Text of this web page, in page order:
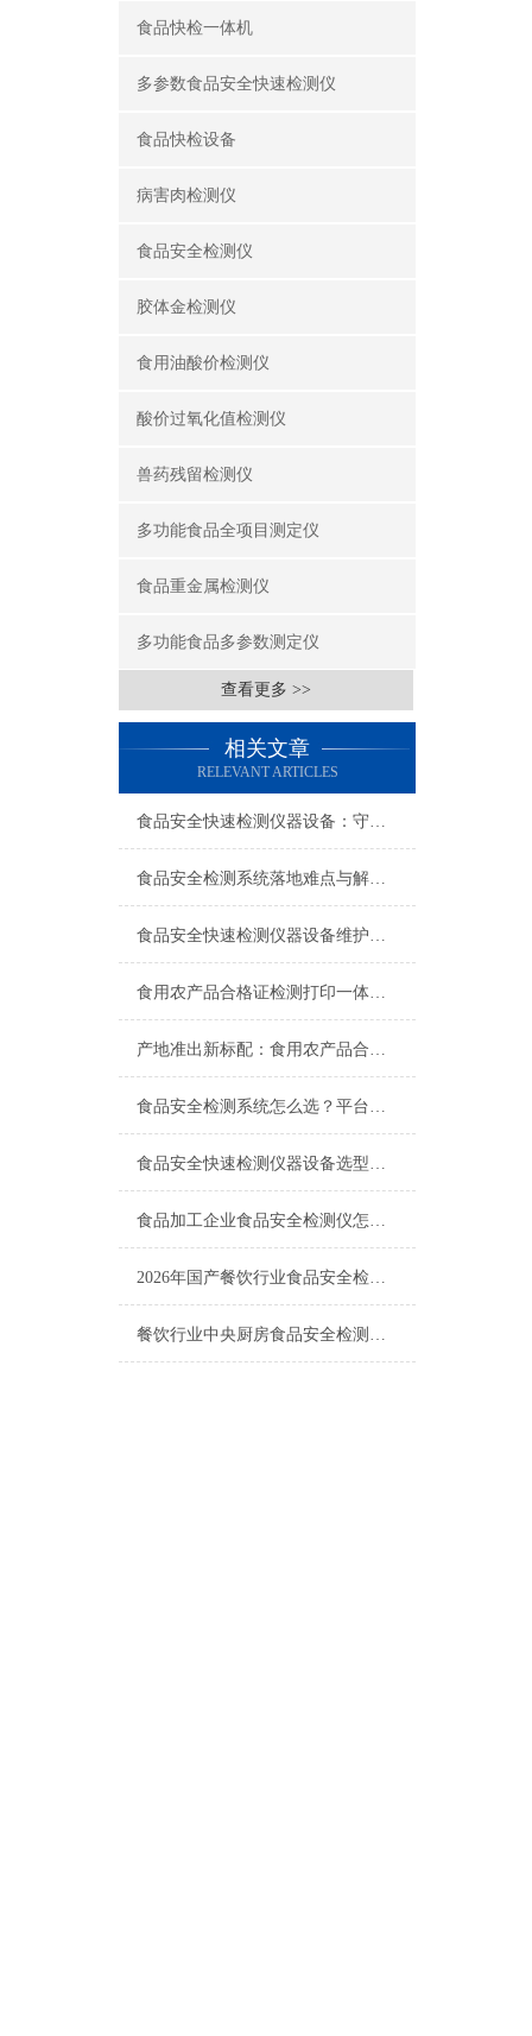
食品快检一体机
多参数食品安全快速检测仪
食品快检设备
病害肉检测仪
食品安全检测仪
胶体金检测仪
食用油酸价检测仪
酸价过氧化值检测仪
兽药残留检测仪
多功能食品全项目测定仪
食品重金属检测仪
多功能食品多参数测定仪
查看更多 >>
相关文章
RELEVANT ARTICLES
食品安全快速检测仪器设备：守护“舌尖安全”的技术哨兵
食品安全检测系统落地难点与解决思路，过来人的实战经验
食品安全快速检测仪器设备维护与校准，影响结果准确性的关键一步
食用农产品合格证检测打印一体机vs分开采购，成本与效率对比
产地准出新标配：食用农产品合格证检测打印一体机怎么选
食品安全检测系统怎么选？平台化、数据化、智能化三个方向
食品安全快速检测仪器设备选型，认准这几点不踩坑
食品加工企业食品安全检测仪怎么选？高性价比厂家与客户实测反馈
2026年国产餐饮行业食品安全检测仪选购指南与高性价比厂家推荐
餐饮行业中央厨房食品安全检测仪仪器设备厂家配置清单方案